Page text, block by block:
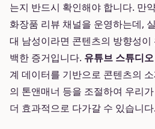
는지 반드시 확인해야 합니다. 만
화장품 리뷰 채널을 운영하는데,
대 남성이라면 콘텐츠의 방향성
백한 증거입니다. 유튜브 스튜디
계 데이터를 기반으로 콘텐츠의
의 톤앤매너 등을 조절하여 우리
더 효과적으로 다가갈 수 있습니다.